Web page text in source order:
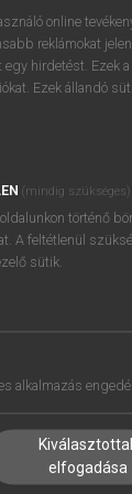
online
reklámokat
hirdetést. Ezek
Ezek állandó
(mindig szükséges)
történő
A feltétlenül
sütik.
alkalmazás
elfogadása